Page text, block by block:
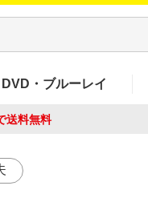
DVD・ブルーレイ
送料無料